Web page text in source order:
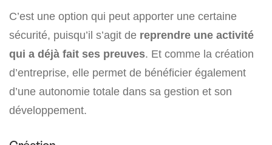
C’est une option qui peut apporter une certaine
sécurité, puisqu’il s’agit de reprendre une activité
qui a déjà fait ses preuves. Et comme la création
d’entreprise, elle permet de bénéficier également
d’une autonomie totale dans sa gestion et son
développement.